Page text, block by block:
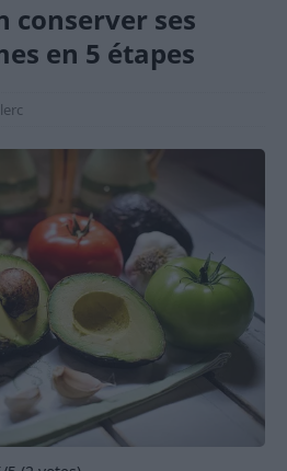
conserver ses
en 5 étapes